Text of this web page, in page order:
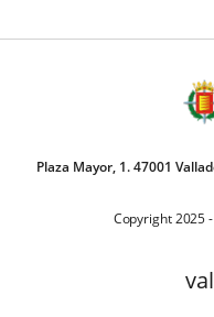
Plaza Mayor, 1. 47001
Copyright 2025